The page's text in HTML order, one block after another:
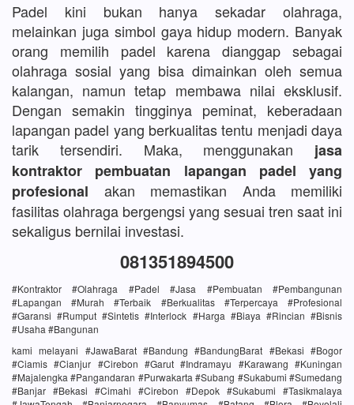
Padel kini bukan hanya sekadar olahraga,
melainkan juga simbol gaya hidup modern. Banyak
orang memilih padel karena dianggap sebagai
olahraga sosial yang bisa dimainkan oleh semua
kalangan, namun tetap membawa nilai eksklusif.
Dengan semakin tingginya peminat, keberadaan
lapangan padel yang berkualitas tentu menjadi daya
tarik tersendiri. Maka, menggunakan jasa
kontraktor pembuatan lapangan padel yang
profesional akan memastikan Anda memiliki
fasilitas olahraga bergengsi yang sesuai tren saat ini
sekaligus bernilai investasi.
081351894500
#Kontraktor #Olahraga #Padel #Jasa #Pembuatan #Pembangunan
#Lapangan #Murah #Terbaik #Berkualitas #Terpercaya #Profesional
#Garansi #Rumput #Sintetis #Interlock #Harga #Biaya #Rincian #Bisnis
#Usaha #Bangunan
kami melayani #JawaBarat #Bandung #BandungBarat #Bekasi #Bogor
#Ciamis #Cianjur #Cirebon #Garut #Indramayu #Karawang #Kuningan
#Majalengka #Pangandaran #Purwakarta #Subang #Sukabumi #Sumedang
#Banjar #Bekasi #Cimahi #Cirebon #Depok #Sukabumi #Tasikmalaya